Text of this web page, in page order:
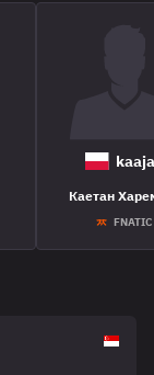
Каетан
FNATIC